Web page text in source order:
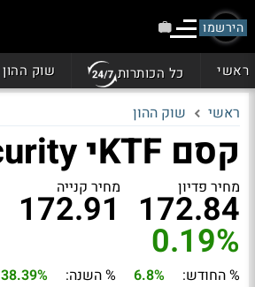
הירשמו
ראשי כל הכותרות שוק ההון
ראשי שוק ההון
קסם KTFי ISE Cyber Security מנוטרלת דולר
מחיר פדיון
172.84 מחיר קנייה
172.91
0.19%
% החודש: 6.8% % השנה: 38.39%